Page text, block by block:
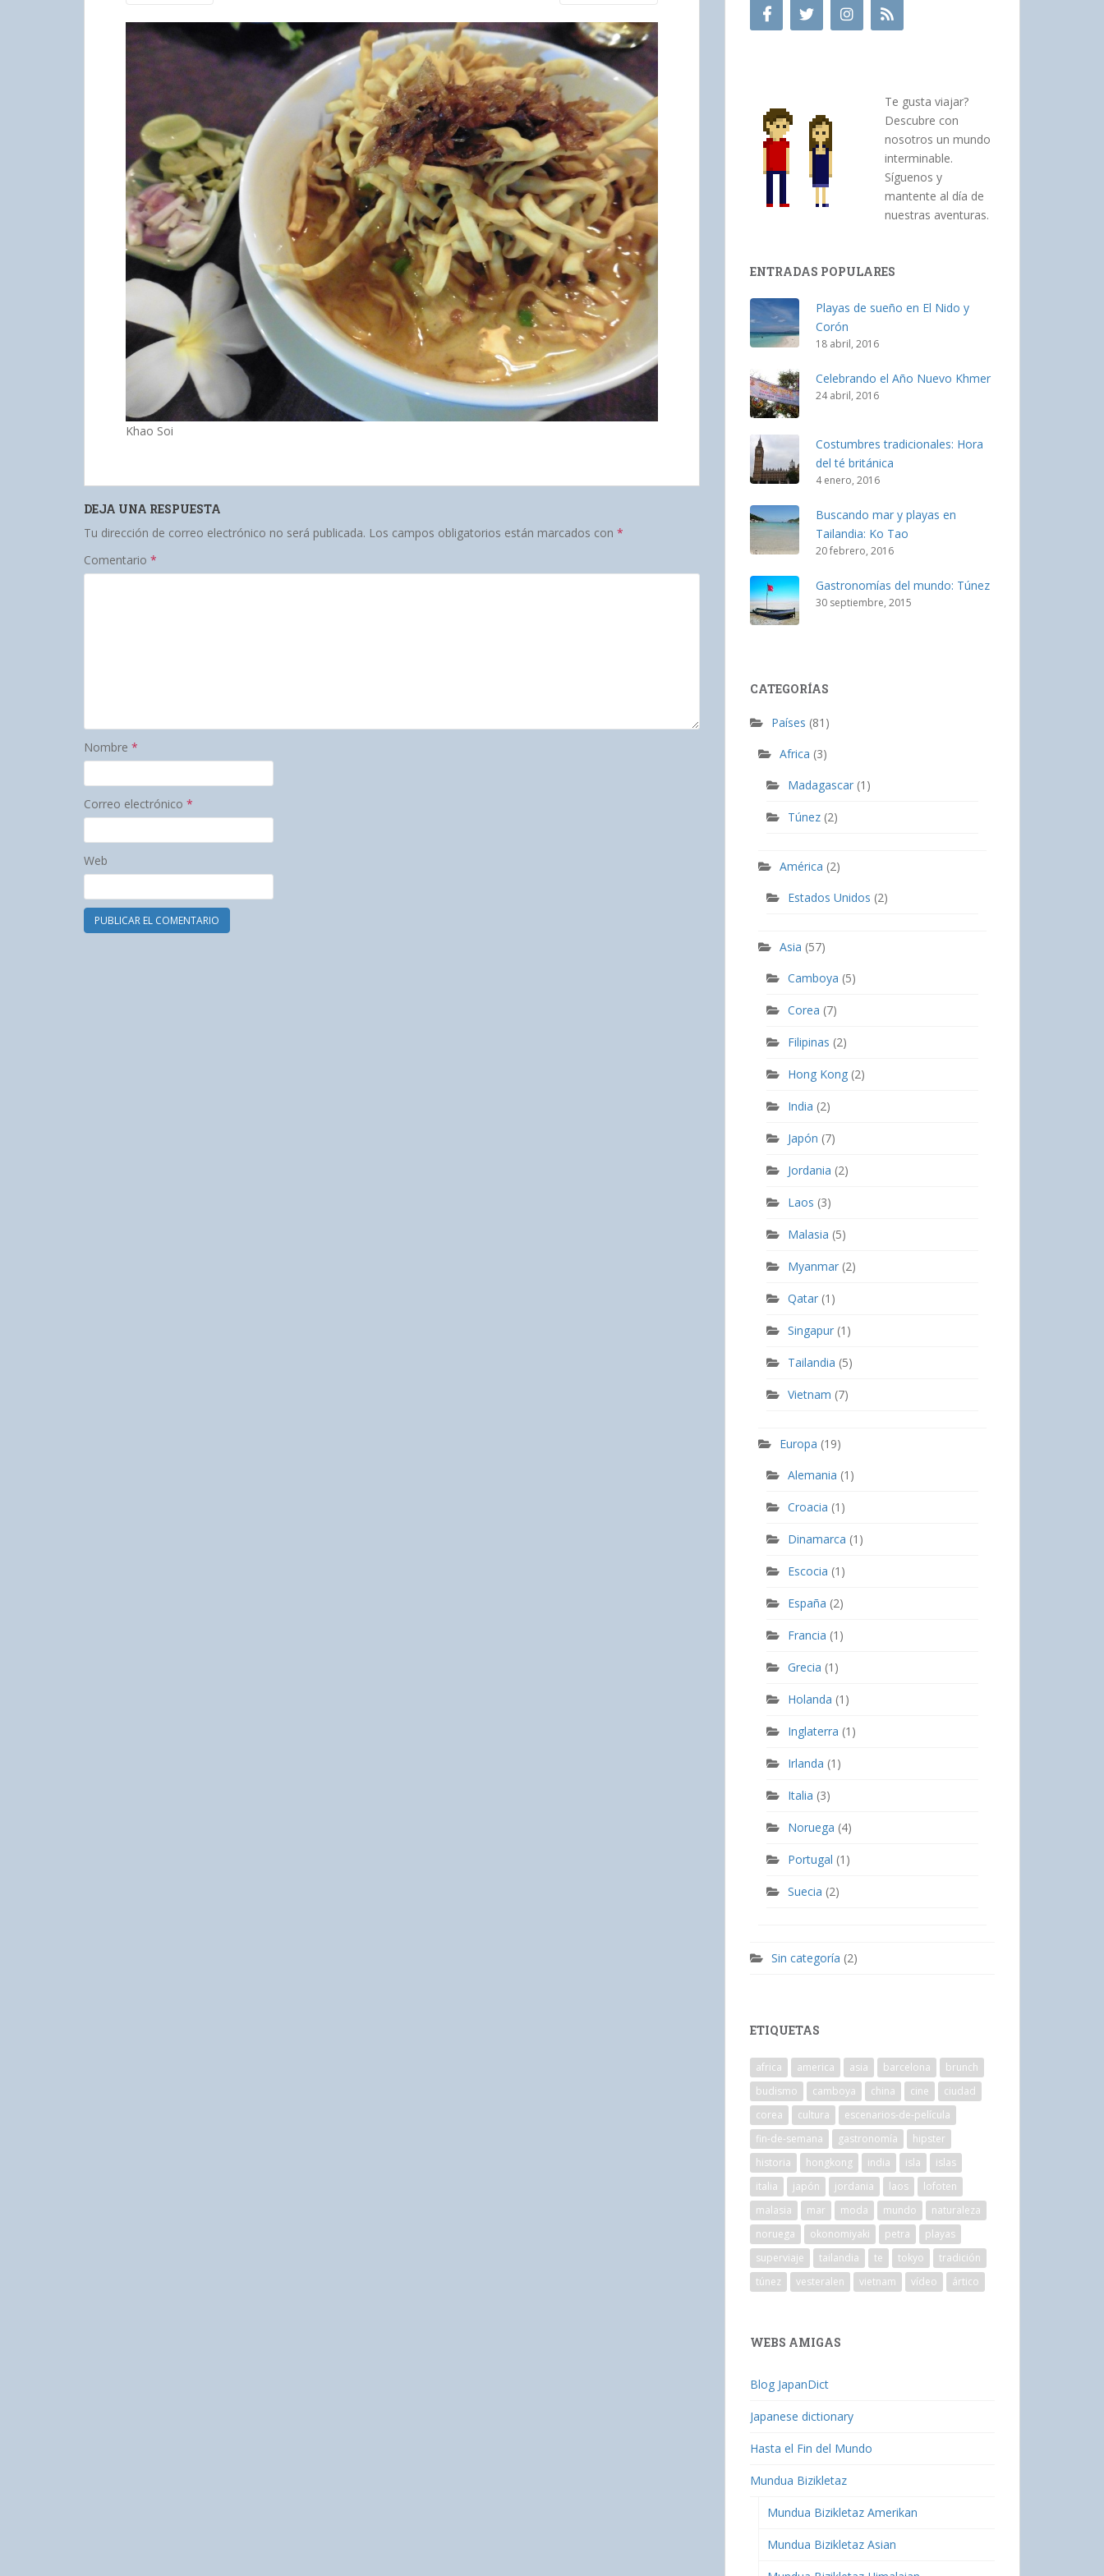
Khao Soi
DEJA UNA RESPUESTA
Tu dirección de correo electrónico no será publicada. Los campos obligatorios están marcados con *
Comentario *
Nombre *
Correo electrónico *
Web
Te gusta viajar?
Descubre con
nosotros un mundo
interminable.
Síguenos y
mantente al día de
nuestras aventuras.
ENTRADAS POPULARES
Playas de sueño en El Nido y
Corón
18 abril, 2016
Celebrando el Año Nuevo Khmer
24 abril, 2016
Costumbres tradicionales: Hora
del té británica
4 enero, 2016
Buscando mar y playas en
Tailandia: Ko Tao
20 febrero, 2016
Gastronomías del mundo: Túnez
30 septiembre, 2015
CATEGORÍAS
Países (81)
Africa (3)
Madagascar (1)
Túnez (2)
América (2)
Estados Unidos (2)
Asia (57)
Camboya (5)
Corea (7)
Filipinas (2)
Hong Kong (2)
India (2)
Japón (7)
Jordania (2)
Laos (3)
Malasia (5)
Myanmar (2)
Qatar (1)
Singapur (1)
Tailandia (5)
Vietnam (7)
Europa (19)
Alemania (1)
Croacia (1)
Dinamarca (1)
Escocia (1)
España (2)
Francia (1)
Grecia (1)
Holanda (1)
Inglaterra (1)
Irlanda (1)
Italia (3)
Noruega (4)
Portugal (1)
Suecia (2)
Sin categoría (2)
ETIQUETAS
africa america asia barcelona
brunch
budismo
camboya china cine
ciudad
corea
cultura
escenarios-de-película
fin-de-semana
gastronomía
hipster
historia
hongkong india isla
islas
italia
japón jordania laos
lofoten
malasia
mar moda mundo
naturaleza
noruega
okonomiyaki petra
playas
superviaje
tailandia te tokyo
tradición
túnez
vesteralen vietnam vídeo ártico
WEBS AMIGAS
Blog JapanDict
Japanese dictionary
Hasta el Fin del Mundo
Mundua Bizikletaz
Mundua Bizikletaz Amerikan
Mundua Bizikletaz Asian